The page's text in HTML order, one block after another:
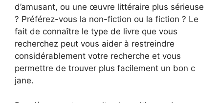
d’amusant, ou une œuvre littéraire plus sérieuse
? Préférez-vous la non-fiction ou la fiction ? Le
fait de connaître le type de livre que vous
recherchez peut vous aider à restreindre
considérablement votre recherche et vous
permettre de trouver plus facilement un bon c
jane.